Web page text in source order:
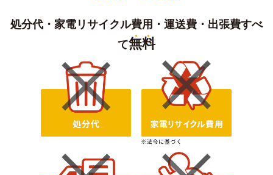
処分代・家電リサイクル費用・運送費・出張費すべ
て無料